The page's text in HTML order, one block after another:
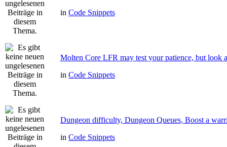
in Code Snippets
Molten Core LFR may test your patience, but look
in Code Snippets
Dungeon difficulty, Dungeon Queues, Boost a
in Code Snippets